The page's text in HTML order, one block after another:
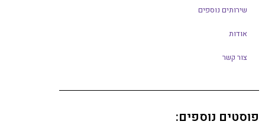
שירותים נוספים
אודות
צור קשר
פוסטים נוספים: